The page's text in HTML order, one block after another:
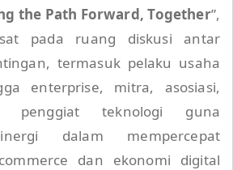
the Path Forward, Together”,
pada ruang diskusi antar
termasuk pelaku usaha
enterprise, mitra, asosiasi,
penggiat teknologi guna
dalam mempercepat
dan ekonomi digital